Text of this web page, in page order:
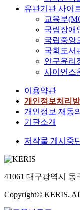
유관기관 사이
교육부
국립장애
국립중앙
국회도서
연구윤리
사이언스
이용약관
개인정보처리
개인정보 재동의
기관소개
저작물 게시중
41061 대구광역시 동
Copyright© KERIS.